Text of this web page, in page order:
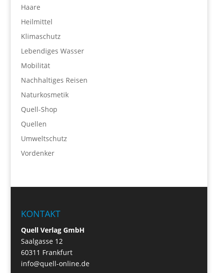
Haare
Heilmittel
Klimaschutz
Lebendiges Wasser
Mobilität
Nachhaltiges Reisen
Naturkosmetik
Quell-Shop
Quellen
Umweltschutz
Vordenker
KONTAKT
Quell Verlag GmbH
Saalgasse 12
60311 Frankfurt
info@quell-online.de